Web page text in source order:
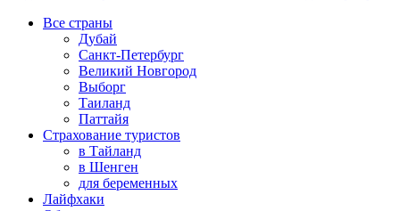
Все страны
Дубай
Санкт-Петербург
Великий Новгород
Выборг
Таиланд
Паттайя
Страхование туристов
в Тайланд
в Шенген
для беременных
Лайфхаки